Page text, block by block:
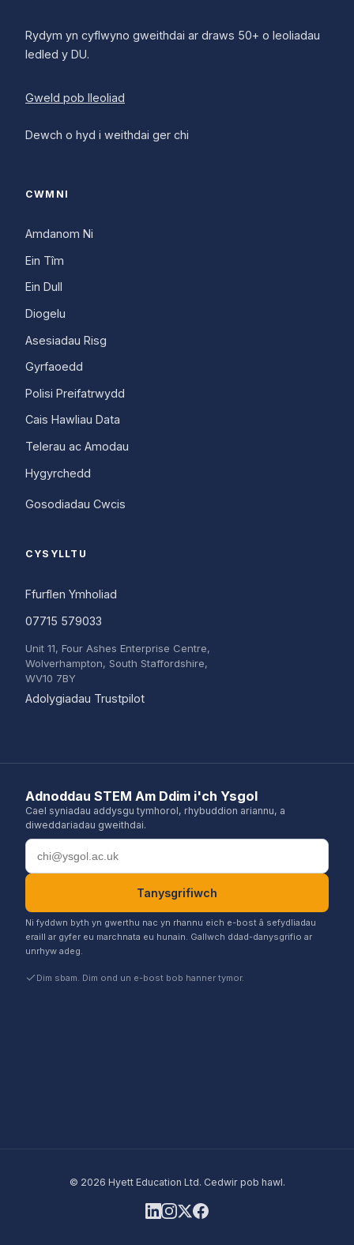
Rydym yn cyflwyno gweithdai ar draws 50+ o leoliadau
ledled y DU.
Gweld pob lleoliad
Dewch o hyd i weithdai ger chi
CWMNI
Amdanom Ni
Ein Tîm
Ein Dull
Diogelu
Asesiadau Risg
Gyrfaoedd
Polisi Preifatrwydd
Cais Hawliau Data
Telerau ac Amodau
Hygyrchedd
Gosodiadau Cwcis
CYSYLLTU
Ffurflen Ymholiad
07715 579033
Unit 11, Four Ashes Enterprise Centre,
Wolverhampton, South Staffordshire,
WV10 7BY
Adolygiadau Trustpilot(opens in a new tab)
Adnoddau STEM Am Ddim i'ch Ysgol
Cael syniadau addysgu tymhorol, rhybuddion ariannu, a
diweddariadau gweithdai.
Cyfeiriad e-bost
Tanysgrifiwch
Ni fyddwn byth yn gwerthu nac yn rhannu eich e-bost â sefydliadau
eraill ar gyfer eu marchnata eu hunain. Gallwch ddad-danysgrifio ar
unrhyw adeg.
Dim sbam. Dim ond un e-bost bob hanner tymor.
© 2026 Hyett Education Ltd. Cedwir pob hawl.